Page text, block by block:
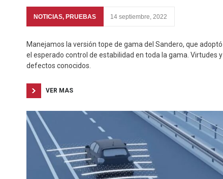
NOTICIAS, PRUEBAS 14 septiembre, 2022
Manejamos la versión tope de gama del Sandero, que adoptó
el esperado control de estabilidad en toda la gama. Virtudes y
defectos conocidos.
VER MAS